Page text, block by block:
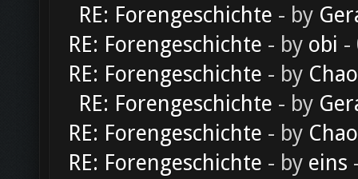
RE: Forengeschichte - by
RE: Forengeschichte - by obi -
RE: Forengeschichte - by
RE: Forengeschichte - by
RE: Forengeschichte - by
RE: Forengeschichte - by eins